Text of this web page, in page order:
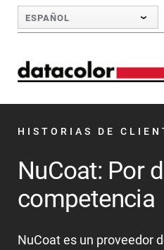
Skip to Main Content
ESPAÑOL
HISTORIAS DE
NuCoat: Por
competencia
NuCoat es un proveedor